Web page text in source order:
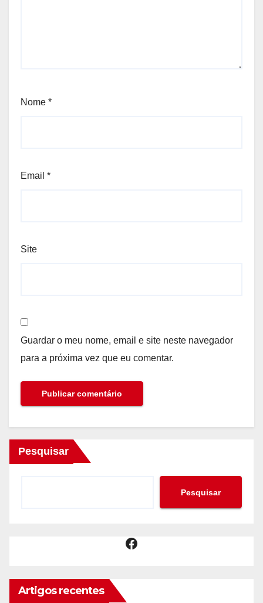
Nome *
Email *
Site
Guardar o meu nome, email e site neste navegador
para a próxima vez que eu comentar.
Pesquisar
Pesquisar
Facebook
Artigos recentes